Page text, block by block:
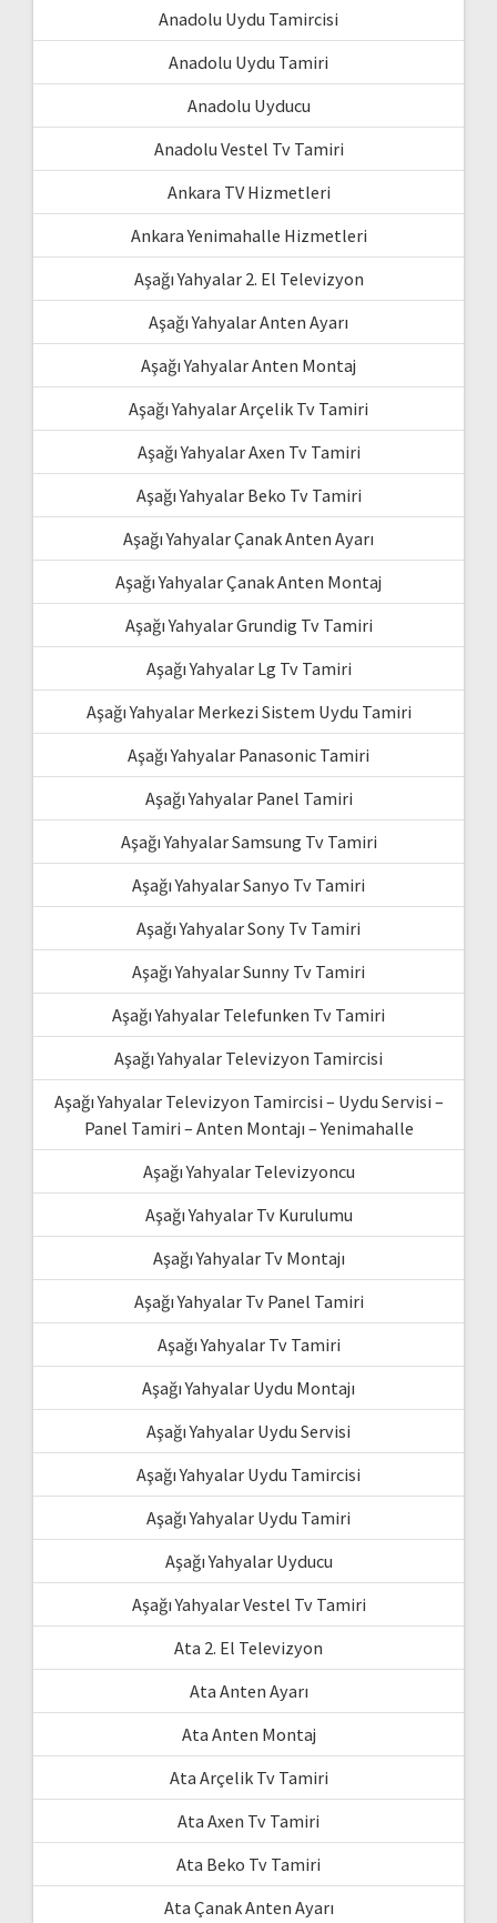
Anadolu Uydu Tamircisi
Anadolu Uydu Tamiri
Anadolu Uyducu
Anadolu Vestel Tv Tamiri
Ankara TV Hizmetleri
Ankara Yenimahalle Hizmetleri
Aşağı Yahyalar 2. El Televizyon
Aşağı Yahyalar Anten Ayarı
Aşağı Yahyalar Anten Montaj
Aşağı Yahyalar Arçelik Tv Tamiri
Aşağı Yahyalar Axen Tv Tamiri
Aşağı Yahyalar Beko Tv Tamiri
Aşağı Yahyalar Çanak Anten Ayarı
Aşağı Yahyalar Çanak Anten Montaj
Aşağı Yahyalar Grundig Tv Tamiri
Aşağı Yahyalar Lg Tv Tamiri
Aşağı Yahyalar Merkezi Sistem Uydu Tamiri
Aşağı Yahyalar Panasonic Tamiri
Aşağı Yahyalar Panel Tamiri
Aşağı Yahyalar Samsung Tv Tamiri
Aşağı Yahyalar Sanyo Tv Tamiri
Aşağı Yahyalar Sony Tv Tamiri
Aşağı Yahyalar Sunny Tv Tamiri
Aşağı Yahyalar Telefunken Tv Tamiri
Aşağı Yahyalar Televizyon Tamircisi
Aşağı Yahyalar Televizyon Tamircisi – Uydu Servisi –
Panel Tamiri – Anten Montajı – Yenimahalle
Aşağı Yahyalar Televizyoncu
Aşağı Yahyalar Tv Kurulumu
Aşağı Yahyalar Tv Montajı
Aşağı Yahyalar Tv Panel Tamiri
Aşağı Yahyalar Tv Tamiri
Aşağı Yahyalar Uydu Montajı
Aşağı Yahyalar Uydu Servisi
Aşağı Yahyalar Uydu Tamircisi
Aşağı Yahyalar Uydu Tamiri
Aşağı Yahyalar Uyducu
Aşağı Yahyalar Vestel Tv Tamiri
Ata 2. El Televizyon
Ata Anten Ayarı
Ata Anten Montaj
Ata Arçelik Tv Tamiri
Ata Axen Tv Tamiri
Ata Beko Tv Tamiri
Ata Çanak Anten Ayarı